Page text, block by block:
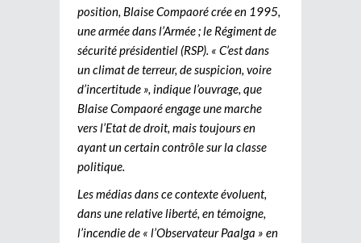
position, Blaise Compaoré crée en 1995,
une armée dans l’Armée ; le Régiment de
sécurité présidentiel (RSP). « C’est dans
un climat de terreur, de suspicion, voire
d’incertitude », indique l’ouvrage, que
Blaise Compaoré engage une marche
vers l’Etat de droit, mais toujours en
ayant un certain contrôle sur la classe
politique.
Les médias dans ce contexte évoluent,
dans une relative liberté, en témoigne,
l’incendie de « l’Observateur Paalga » en